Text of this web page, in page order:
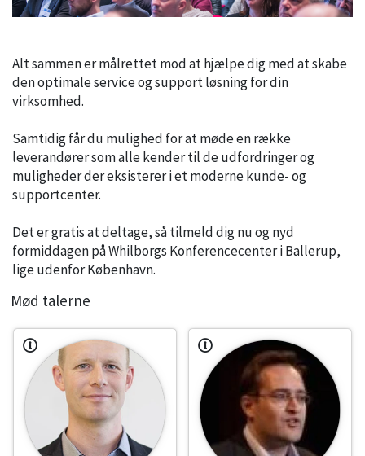
Alt sammen er målrettet mod at hjælpe dig med at skabe
den optimale service og support løsning for din
virksomhed.
Samtidig får du mulighed for at møde en række
leverandører som alle kender til de udfordringer og
muligheder der eksisterer i et moderne kunde- og
supportcenter.
Det er gratis at deltage, så tilmeld dig nu og nyd
formiddagen på Whilborgs Konferencecenter i Ballerup,
lige udenfor København.
Mød talerne